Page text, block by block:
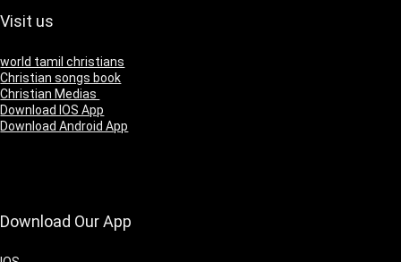
Visit us
world tamil christians
Christian songs book
Christian Medias
Download IOS App
Download Android App
Download Our App